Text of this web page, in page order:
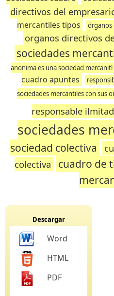
directivos del
mercantiles tipos
órganos
organos directivos
sociedades
anonima es una sociedad mercanitl
cuadro apuntes
sociedades mercantiles con sus
responsable
sociedades
sociedad colectiva
colectiva
cuadro de
Descargar
Word
HTML
PDF